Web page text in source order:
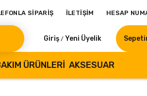
SİPARİŞ İLETİŞİM HESAP
Giriş / Yeni Üyelik
ÜRÜNLERI AKSESUAR